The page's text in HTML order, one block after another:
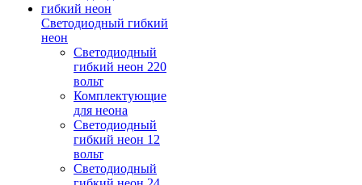
Светодиодный гибкий
неон
Светодиодный
гибкий неон 220
вольт
Комплектующие
для неона
Светодиодный
гибкий неон 12
вольт
Светодиодный